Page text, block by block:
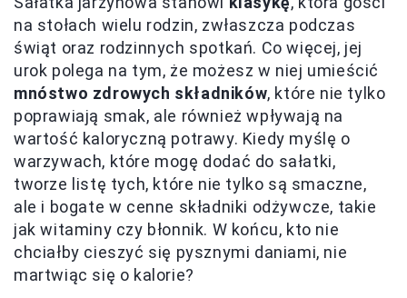
na stołach wielu rodzin, zwłaszcza podczas
świąt oraz rodzinnych spotkań. Co więcej, jej
urok polega na tym, że możesz w niej umieścić
mnóstwo zdrowych składników, które nie tylko
poprawiają smak, ale również wpływają na
wartość kaloryczną potrawy. Kiedy myślę o
warzywach, które mogę dodać do sałatki,
tworze listę tych, które nie tylko są smaczne,
ale i bogate w cenne składniki odżywcze, takie
jak witaminy czy błonnik. W końcu, kto nie
chciałby cieszyć się pysznymi daniami, nie
martwiąc się o kalorie?